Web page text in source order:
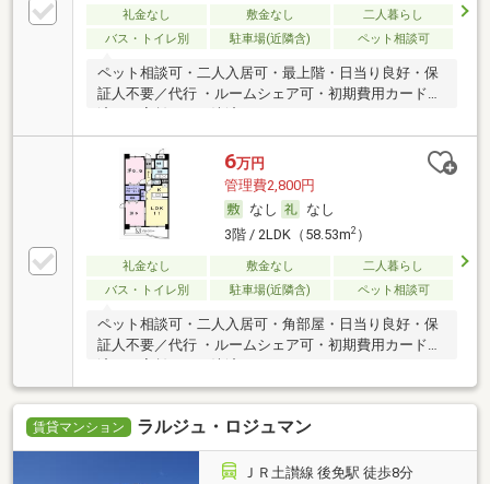
礼金なし 敷金なし
二人暮らし
バス・トイレ別
駐車場(近隣含) ペット相談可
ペット相談可・二人入居可・最上階・日当り良好・保
証人不要／代行 ・ルームシェア可・初期費用カード決
6万円
管理費2,800円
なし
なし
3階 / 2LDK（58.53m2）
礼金なし 敷金なし
二人暮らし
バス・トイレ別
駐車場(近隣含) ペット相談可
ペット相談可・二人入居可・角部屋・日当り良好・保
証人不要／代行 ・ルームシェア可・初期費用カード決
済可・家賃カード決済可
賃貸マンション ラルジュ・ロジュマン
ＪＲ土讃線 後免駅 徒歩8分